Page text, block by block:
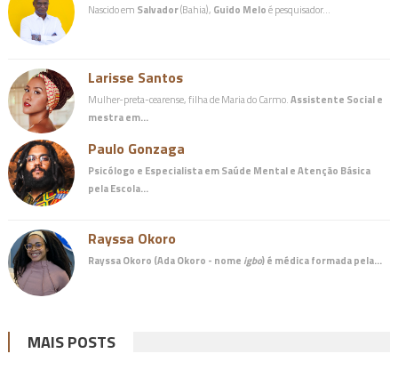
Nascido em Salvador(Bahia), Guido Meloé pesquisador…
Larisse Santos
Mulher-preta-cearense, filha de Maria do Carmo.Assistente Social e
mestra em…
Paulo Gonzaga
Psicólogo e Especialista em Saúde Mental e Atenção Básica
pela Escola…
Rayssa Okoro
Rayssa Okoro (Ada Okoro - nome igbo) é médicaformada pela…
MAIS POSTS